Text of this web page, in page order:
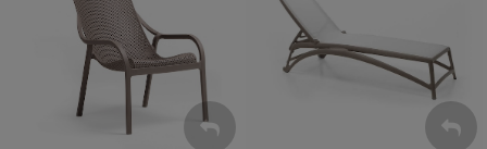
ZOBACZ ZOBACZ